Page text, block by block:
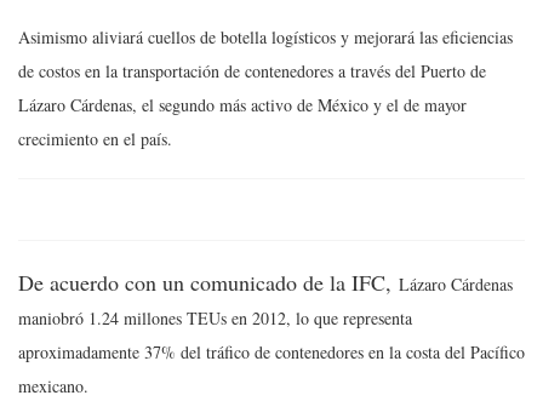
Asimismo aliviará cuellos de botella logísticos y mejorará las eficiencias
de costos en la transportación de contenedores a través del Puerto de
Lázaro Cárdenas, el segundo más activo de México y el de mayor
crecimiento en el país.
De acuerdo con un comunicado de la IFC, Lázaro Cárdenas
maniobró 1.24 millones TEUs en 2012, lo que representa
aproximadamente 37% del tráfico de contenedores en la costa del Pacífico
mexicano.